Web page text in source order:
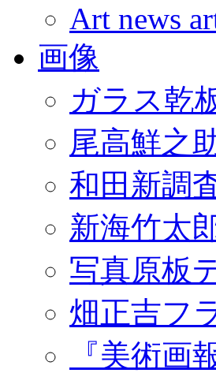
Art news
画像
ガラス乾
尾高鮮之
和田新調
新海竹太
写真原板
畑正吉フ
『美術画